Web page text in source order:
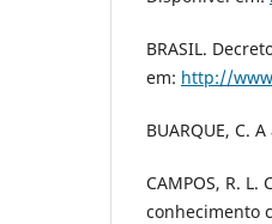
BRASIL.
em: http://
BUARQUE, C.
CAMPOS, R. L.
conhecimento